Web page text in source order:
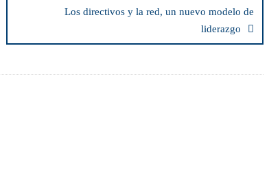
Los directivos y la red, un nuevo modelo de
liderazgo